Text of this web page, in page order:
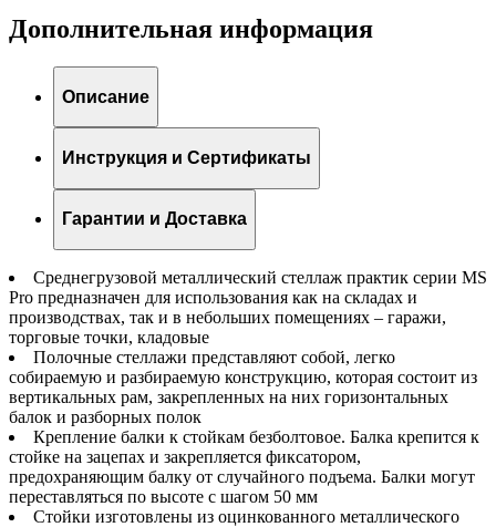
Дополнительная информация
Описание
Инструкция и Сертификаты
Гарантии и Доставка
Среднегрузовой металлический стеллаж практик серии MS
Pro предназначен для использования как на складах и
производствах, так и в небольших помещениях – гаражи,
торговые точки, кладовые
Полочные стеллажи представляют собой, легко
собираемую и разбираемую конструкцию, которая состоит из
вертикальных рам, закрепленных на них горизонтальных
балок и разборных полок
Крепление балки к стойкам безболтовое. Балка крепится к
стойке на зацепах и закрепляется фиксатором,
предохраняющим балку от случайного подъема. Балки могут
переставляться по высоте с шагом 50 мм
Стойки изготовлены из оцинкованного металлического